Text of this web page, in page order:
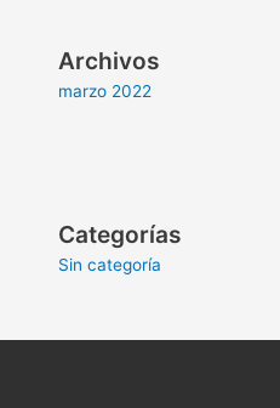
Archivos
marzo 2022
Categorías
Sin categoría